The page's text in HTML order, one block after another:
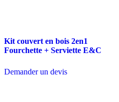
Kit couvert en bois 2en1
Fourchette + Serviette E&C
Demander un devis